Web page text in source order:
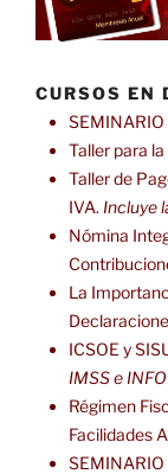
CURSOS EN
Taller para
Taller de
IVA. Incluye
Nómina
La
ICSOE y
IMSS e
Régimen
Facilidades
SEMINARIO